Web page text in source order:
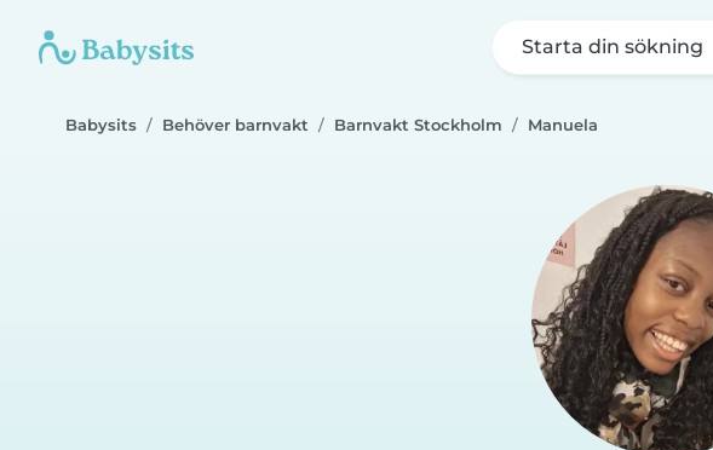
Starta din sökning
Babysits Behöver barnvakt Barnvakt Stockholm Manuela